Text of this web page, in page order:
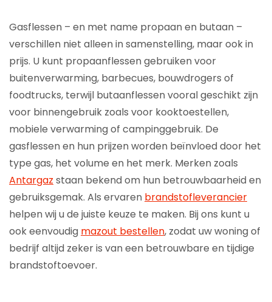
Gasflessen – en met name propaan en butaan –
verschillen niet alleen in samenstelling, maar ook in
prijs. U kunt propaanflessen gebruiken voor
buitenverwarming, barbecues, bouwdrogers of
foodtrucks, terwijl butaanflessen vooral geschikt zijn
voor binnengebruik zoals voor kooktoestellen,
mobiele verwarming of campinggebruik. De
gasflessen en hun prijzen worden beïnvloed door het
type gas, het volume en het merk. Merken zoals
Antargaz staan bekend om hun betrouwbaarheid en
gebruiksgemak. Als ervaren brandstofleverancier
helpen wij u de juiste keuze te maken. Bij ons kunt u
ook eenvoudig mazout bestellen, zodat uw woning of
bedrijf altijd zeker is van een betrouwbare en tijdige
brandstoftoevoer.